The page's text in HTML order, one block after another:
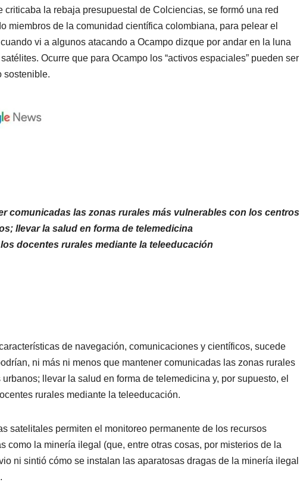
criticaba la rebaja presupuestal de Colciencias, se formó una red
miembros de la comunidad científica colombiana, para pelear el
vi a algunos atacando a Ocampo dizque por andar en la luna
Ocurre que para Ocampo los “activos espaciales” pueden ser
sostenible.
comunicadas las zonas ruralesmás vulnerables con los centros
llevar la salud en forma de telemedicina
docentes rurales mediante la teleeducación
de navegación, comunicaciones y científicos, sucede
ni más ni menos que mantener comunicadas las zonas rurales
llevar la salud en forma de telemedicina y, por supuesto, el
rurales mediante la teleeducación.
satelitales permiten el monitoreo permanente de los recursos
como la minería ilegal (que, entre otras cosas, por misterios de la
ni sintió cómo se instalan las aparatosas dragas de la minería ilegal